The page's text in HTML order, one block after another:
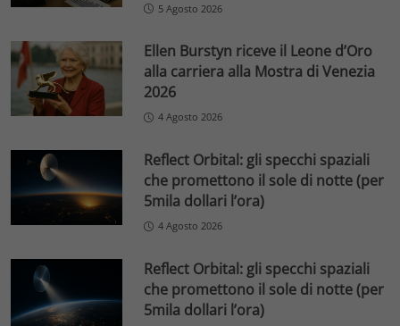
5 Agosto 2026
Ellen Burstyn riceve il Leone d’Oro
alla carriera alla Mostra di Venezia
2026
4 Agosto 2026
Reflect Orbital: gli specchi spaziali
che promettono il sole di notte (per
5mila dollari l’ora)
4 Agosto 2026
Reflect Orbital: gli specchi spaziali
che promettono il sole di notte (per
5mila dollari l’ora)